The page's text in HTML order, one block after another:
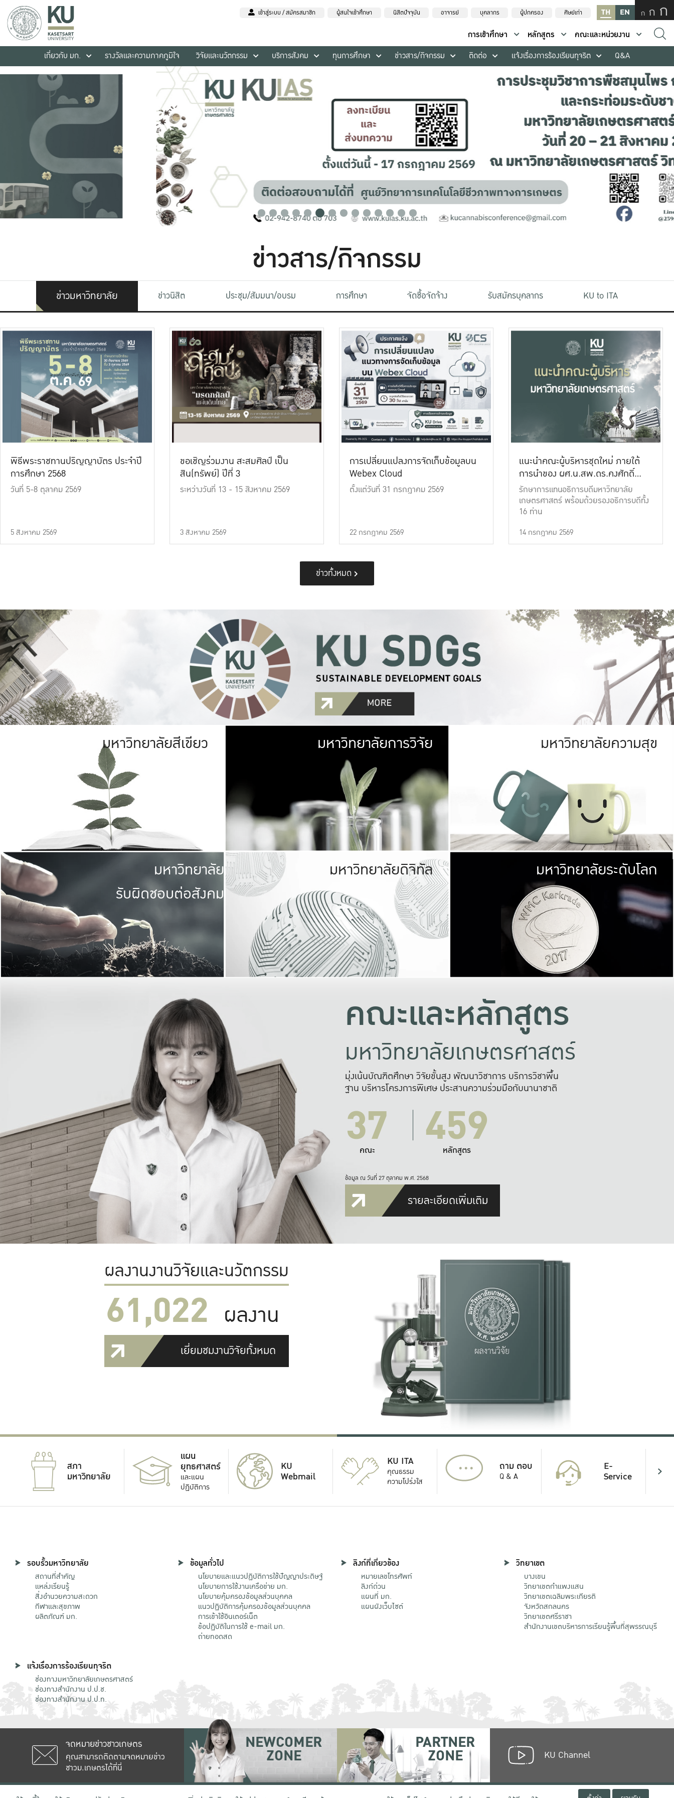
เข้าสู่ระบบ / สมัครสมาชิก ผู้สนใจเข้าศึกษา นิสิตปัจจุบัน อาจารย์ บุคลากร ผู้ปกครอง ศิษย์เก่า TH EN ก ก ก
การเข้าศึกษา หลักสูตร
คณะและหน่วยงาน
เกี่ยวกับ มก.
รางวัลและความภาคภูมิใจ วิจัยและนวัตกรรม บริการสังคม ทุนการศึกษา ข่าวสาร/กิจกรรม ติดต่อ แจ้งเรื่องการร้องเรียนทุจริต Q&A
ข่าวสาร/กิจกรรม
ข่าวมหาวิทยาลัย ข่าวนิสิต ประชุม/สัมมนา/อบรม การศึกษา จัดซื้อจัดจ้าง รับสมัครบุคลากร KU to ITA
พิธีพระราชทานปริญญาบัตร ประจำปี
การศึกษา 2568
วันที่ 5-8 ตุลาคม 2569
5 สิงหาคม 2569
ขอเชิญร่วมงาน สะสมศิลป์ เป็น
สิน(ทรัพย์) ปีที่ 3
ระหว่างวันที่ 13 - 15 สิงหาคม 2569
3 สิงหาคม 2569
การเปลี่ยนแปลงการจัดเก็บข้อมูลบน
Webex Cloud
ตั้งแต่วันที่ 31 กรกฎาคม 2569
22 กรกฎาคม 2569
แนะนำคณะผู้บริหารชุดใหม่ ภายใต้
การนำของ ผศ.น.สพ.ดร.คงศักดิ์
เที่ยงธรรม
รักษาการแทนอธิการบดีมหาวิทยาลัย
เกษตรศาสตร์ พร้อมด้วยรองอธิการบดีทั้ง
16 ท่าน
14 กรกฎาคม 2569
ข่าวทั้งหมด
มหาวิทยาลัยสีเขียว มหาวิทยาลัย
เกษตรศาสตร์ มีพื้นที่เขียวสดใส หนาแน่น
เป็นป่าในเมือง (URBAN FOREST)
เกษตรในเมือง (URBAN AGRICULTURE)
ที่นับรวมกันได้ประมาณ 1,400 ไร่
มหาวิทยาลัยการวิจัย มหาวิทยาลัย
ให้กับประชาชน
มหาวิทยาลัยความสุข
มหาวิทยาลัย
รับผิดชอบต่อสังคม
มหาวิทยาลัยรับผิดชอบต่อสังคม
ร่วมมือกับชุมชน เพื่อความกินดีอยู่ดี
และความสุขอย่างยั่งยืน
มองปัญหาในภาพกว้าง
แก้ไขจากปัญหาจุดเล็กๆ
มหาวิทยาลัยดิจิทัล มหาวิทยา
พร้อมที่จ
และผลักดันในการใช้ระบบส
เพื่อการทำงานแ
มหาวิทยาลัยระดับโลก
คณะและหลักสูตร
มหาวิทยาลัยเกษตรศาสตร์
มุ่งเน้นบัณฑิตศึกษา วิจัยขั้นสูง พัฒนาวิชาการ บริการวิชาพื้น
ฐาน บริหารโครงการพิเศษ ประสานความร่วมมือกับนานาชาติ
37
คณะ 459
หลักสูตร
ข้อมูล ณ วันที่ 27 ตุลาคม พ.ศ. 2568
รายละเอียดเพิ่มเติม
ผลงานงานวิจัยและนวัตกรรม
61,022 ผลงาน
เยี่ยมชมงานวิจัยทั้งหมด
สภา
มหาวิทยาลัย
แผน
ยุทธศาสตร์
และแผน
ปฏิบัติการ
KU
Webmail
KU ITA
คุณธรรม
ความโปร่งใส
... ถาม ตอบ
Q & A
E-
Service
รอบรั้วมหาวิทยาลัย
สถานที่สำคัญ
แหล่งเรียนรู้
สิ่งอำนวยความสะดวก
กีฬาและสุขภาพ
ผลิตภัณฑ์ มก.
ข้อมูลทั่วไป
นโยบายและแนวปฏิบัติการใช้ปัญญาประดิษฐ์
นโยบายการใช้งานเครือข่าย มก.
นโยบายคุ้มครองข้อมูลส่วนบุคคล
แนวปฏิบัติการคุ้มครองข้อมูลส่วนบุคคล
การเข้าใช้อินเตอร์เน็ต
ข้อปฏิบัติในการใช้ e-mail มก.
ถ่ายทอดสด
ลิงก์ที่เกี่ยวข้อง
หมายเลขโทรศัพท์
ลิงก์ด่วน
แผนที่ มก.
แผนผังเว็บไซต์
วิทยาเขต
บางเขน
วิทยาเขตกําแพงแสน
วิทยาเขตเฉลิมพระเกียรติ
จังหวัดสกลนคร
วิทยาเขตศรีราชา
สำนักงานเขตบริหารการเรียนรู้พื้นที่สุพรรณบุรี
แจ้งเรื่องการร้องเรียนทุจริต
ช่องทางมหาวิทยาลัยเกษตรศาสตร์
ช่องทางสำนักงาน ป.ป.ช.
ช่องทางสำนักงาน ป.ป.ท.
จดหมายข่าวชาวเกษตร
คุณสามารถติดตามจดหมายข่าว
ชาวม.เกษตรได้ที่นี่
NEWCOMER
ZONE
PARTNER
ZONE KU Channel